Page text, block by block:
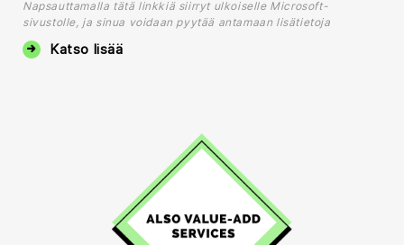
Napsauttamalla tätä linkkiä siirryt ulkoiselle Microsoft-
sivustolle, ja sinua voidaan pyytää antamaan lisätietoja
Katso lisää